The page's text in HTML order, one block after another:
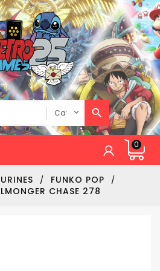
0
FUNKO POP
CHASE 278